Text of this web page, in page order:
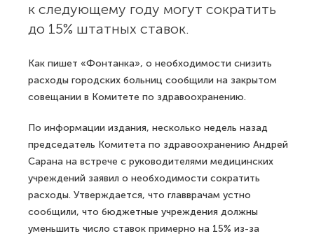
к следующему году могут сократить
до 15% штатных ставок.
Как пишет «Фонтанка», о необходимости снизить
расходы городских больниц сообщили на закрытом
совещании в Комитете по здравоохранению.
По информации издания, несколько недель назад
председатель Комитета по здравоохранению Андрей
Сарана на встрече с руководителями медицинских
учреждений заявил о необходимости сократить
расходы. Утверждается, что главврачам устно
сообщили, что бюджетные учреждения должны
уменьшить число ставок примерно на 15% из-за